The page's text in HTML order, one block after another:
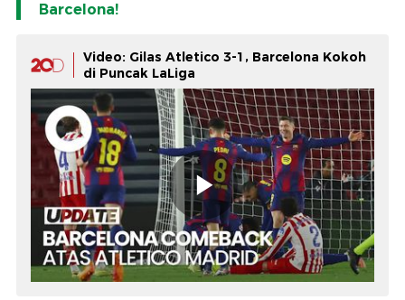
Barcelona!
Video: Gilas Atletico 3-1, Barcelona Kokoh
di Puncak LaLiga